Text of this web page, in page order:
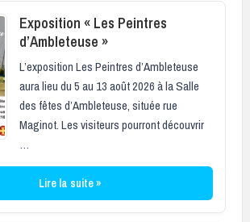
Exposition « Les Peintres
d’Ambleteuse »
L’exposition Les Peintres d’Ambleteuse
aura lieu du 5 au 13 août 2026 à la Salle
des fêtes d’Ambleteuse, située rue
Maginot. Les visiteurs pourront découvrir
…
Lire la suite »